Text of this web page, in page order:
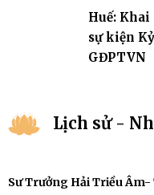
Huế:
sự kiện
GĐPTVN
Lịch sử -
Sư Trưởng Hải Triều